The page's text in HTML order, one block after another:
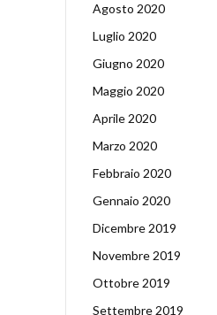
Agosto 2020
Luglio 2020
Giugno 2020
Maggio 2020
Aprile 2020
Marzo 2020
Febbraio 2020
Gennaio 2020
Dicembre 2019
Novembre 2019
Ottobre 2019
Settembre 2019